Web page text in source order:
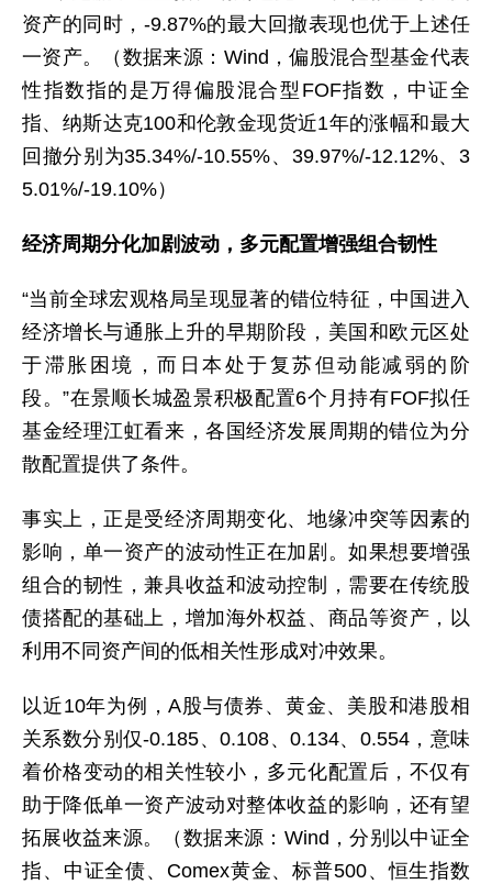
资产的同时，-9.87%的最大回撤表现也优于上述任
一资产。（数据来源：Wind，偏股混合型基金代表
性指数指的是万得偏股混合型FOF指数，中证全
指、纳斯达克100和伦敦金现货近1年的涨幅和最大
回撤分别为35.34%/-10.55%、39.97%/-12.12%、3
5.01%/-19.10%）
经济周期分化加剧波动，多元配置增强组合韧性
“当前全球宏观格局呈现显著的错位特征，中国进入
经济增长与通胀上升的早期阶段，美国和欧元区处
于滞胀困境，而日本处于复苏但动能减弱的阶
段。”在景顺长城盈景积极配置6个月持有FOF拟任
基金经理江虹看来，各国经济发展周期的错位为分
散配置提供了条件。
事实上，正是受经济周期变化、地缘冲突等因素的
影响，单一资产的波动性正在加剧。如果想要增强
组合的韧性，兼具收益和波动控制，需要在传统股
债搭配的基础上，增加海外权益、商品等资产，以
利用不同资产间的低相关性形成对冲效果。
以近10年为例，A股与债券、黄金、美股和港股相
关系数分别仅-0.185、0.108、0.134、0.554，意味
着价格变动的相关性较小，多元化配置后，不仅有
助于降低单一资产波动对整体收益的影响，还有望
拓展收益来源。（数据来源：Wind，分别以中证全
指、中证全债、Comex黄金、标普500、恒生指数